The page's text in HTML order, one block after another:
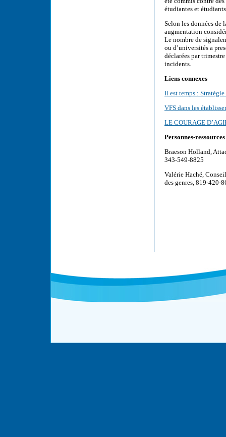
étudiantes et
Selon les données de
augmentation
Le nombre de
ou d’universités a
déclarées par
incidents.
Liens connexes
Il est temps :
VFS dans les
LE COURAGE
Personnes-ressources
Braeson Holland,
343-549-8825
Valérie Haché,
des genres, 819-420-